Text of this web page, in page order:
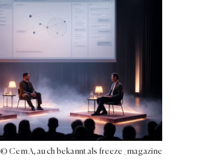
© Cem A, auch bekannt als freeze_magazine